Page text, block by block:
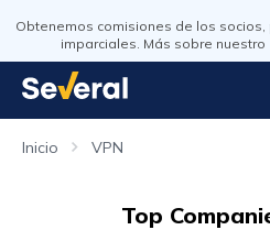
Obtenemos comisiones de los
imparciales. Más sobre nuestro
Inicio VPN
Top